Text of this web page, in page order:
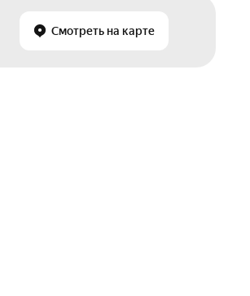
Смотреть на карте